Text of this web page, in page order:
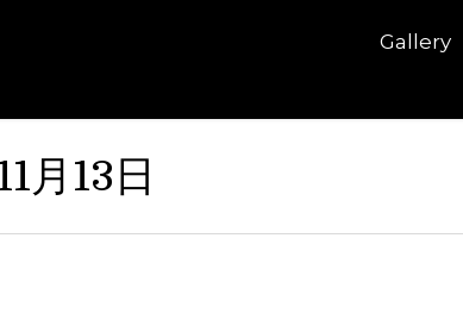
Gallery
月13日